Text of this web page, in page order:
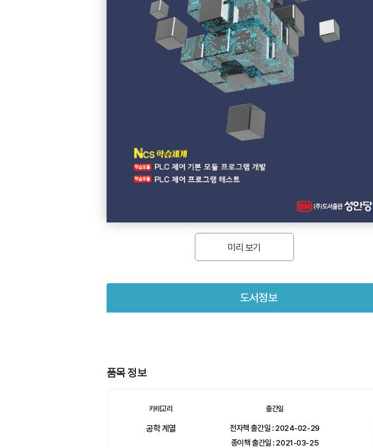
미리 보기
도서정보
품목 정보
카테고리
공학 계열
출간일
전자책 출간일 : 2024-02-29
종이책 출간일 : 2021-03-25